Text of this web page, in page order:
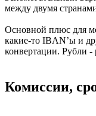
между двумя
Основной плюс для
какие-то IBAN’ы и
конвертации. Рубли -
Комиссии,